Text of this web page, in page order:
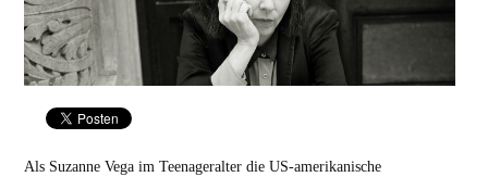
Als Suzanne Vega im Teenageralter die US-amerikanische